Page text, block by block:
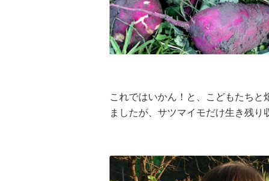
これではいかん！と、こどもたち
ましたが、サツマイモだけ生き残り